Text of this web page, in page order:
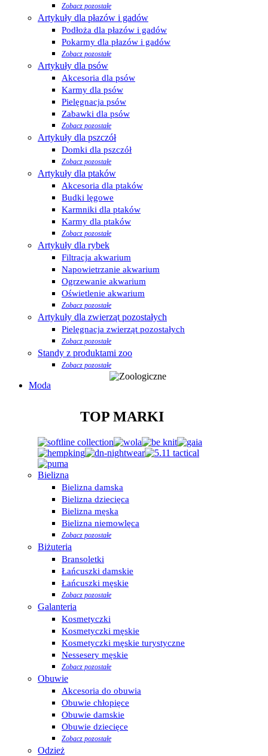
Zobacz pozostałe
Artykuły dla płazów i gadów
Podłoża dla płazów i gadów
Pokarmy dla płazów i gadów
Zobacz pozostałe
Artykuły dla psów
Akcesoria dla psów
Karmy dla psów
Pielęgnacja psów
Zabawki dla psów
Zobacz pozostałe
Artykuły dla pszczół
Domki dla pszczół
Zobacz pozostałe
Artykuły dla ptaków
Akcesoria dla ptaków
Budki lęgowe
Karmniki dla ptaków
Karmy dla ptaków
Zobacz pozostałe
Artykuły dla rybek
Filtracja akwarium
Napowietrzanie akwarium
Ogrzewanie akwarium
Oświetlenie akwarium
Zobacz pozostałe
Artykuły dla zwierząt pozostałych
Pielęgnacja zwierząt pozostałych
Zobacz pozostałe
Standy z produktami zoo
Zobacz pozostałe
Moda
TOP MARKI
Bielizna
Bielizna damska
Bielizna dziecięca
Bielizna męska
Bielizna niemowlęca
Zobacz pozostałe
Biżuteria
Bransoletki
Łańcuszki damskie
Łańcuszki męskie
Zobacz pozostałe
Galanteria
Kosmetyczki
Kosmetyczki męskie
Kosmetyczki męskie turystyczne
Nessesery męskie
Zobacz pozostałe
Obuwie
Akcesoria do obuwia
Obuwie chłopięce
Obuwie damskie
Obuwie dziecięce
Zobacz pozostałe
Odzież